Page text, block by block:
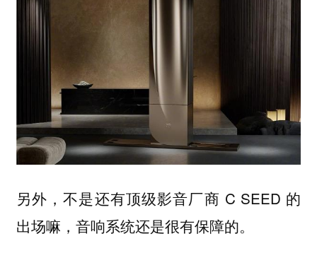
另外，不是还有顶级影音厂商 C SEED 的
出场嘛，音响系统还是很有保障的。